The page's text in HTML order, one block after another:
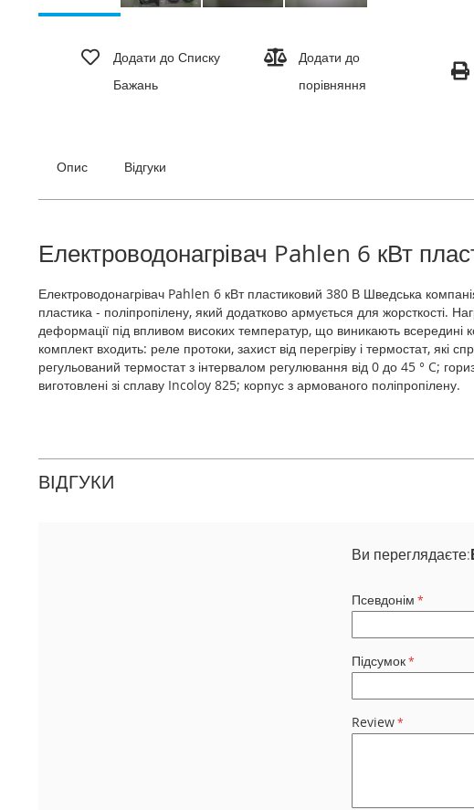
Додати до Списку
Бажань
Додати до
порівняння
Опис Відгуки
Електроводонагрівач Pahlen 6 кВт
Електроводонагрівач Pahlen 6 кВт пластиковий 380 В Шведська
пластика - поліпропілену, який додатково армується для жорсткості.
деформації під впливом високих температур, що виникають всередині
комплект входить: реле протоки, захист від перегріву і термостат, які
регульований термостат з інтервалом регулювання від 0 до 45 ° C;
виготовлені зі сплаву Incoloy 825; корпус з армованого поліпропілену.
ВІДГУКИ
Ви переглядаєте:
Псевдонім
Підсумок
Review